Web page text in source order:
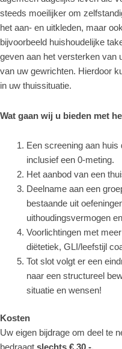
steeds moeilijker om
het aan- en uitkleden, maar
bijvoorbeeld huishoudelijke
geven aan het versterken van
van uw gewrichten. Hierdoor
in uw thuissituatie.
Wat gaan wij u bieden met
Een screening aan
inclusief een 0-meting.
Het aanbod van een
Deelname aan een
bestaande uit
uithoudingsvermogen
Voorlichtingen met
diëtetiek, GLI/leefstijl
Tot slot volgt er een
naar een structureel
situatie en wensen!
Kosten
Uw eigen bijdrage om deel te